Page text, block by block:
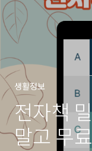
생활정보
전자책
말고 무